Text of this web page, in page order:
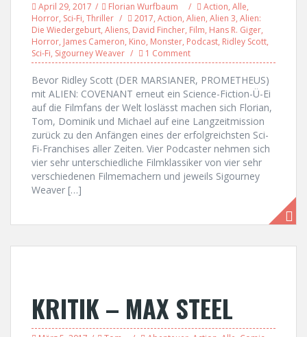
April 29, 2017 Florian Wurfbaum Action, Alle,
Horror, Sci-Fi, Thriller 2017, Action, Alien, Alien 3, Alien:
Die Wiedergeburt, Aliens, David Fincher, Film, Hans R. Giger,
Horror, James Cameron, Kino, Monster, Podcast, Ridley Scott,
Sci-Fi, Sigourney Weaver 1 Comment
Bevor Ridley Scott (DER MARSIANER, PROMETHEUS)
mit ALIEN: COVENANT erneut ein Science-Fiction-Ü-Ei
auf die Filmfans der Welt loslässt machen sich Florian,
Tom, Dominik und Michael auf eine Langzeitmission
zurück zu den Anfängen eines der erfolgreichsten Sci-
Fi-Franchises aller Zeiten. Vier Podcaster nehmen sich
vier sehr unterschiedliche Filmklassiker von vier sehr
verschiedenen Filmemachern und jeweils Sigourney
Weaver […]
KRITIK – MAX STEEL